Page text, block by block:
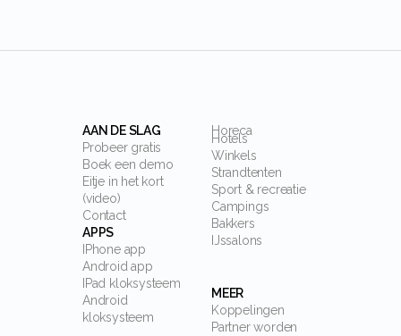
AAN DE SLAG
Probeer gratis
Boek een demo
Eitje in het kort
(video)
Contact
APPS
IPhone app
Android app
IPad kloksysteem
Android
kloksysteem
Horeca
Hotels
Winkels
Strandtenten
Sport & recreatie
Campings
Bakkers
IJssalons
MEER
Koppelingen
Partner worden